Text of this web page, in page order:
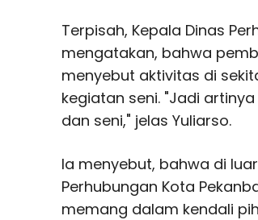
Terpisah, Kepala Dinas
mengatakan, bahwa
menyebut aktivitas di
kegiatan seni. "Jadi
dan seni," jelas Yuliarso.
Ia menyebut, bahwa di
Perhubungan Kota
memang dalam kendali